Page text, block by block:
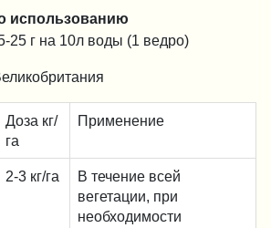
использованию
25 г на 10л воды (1 ведро)
Доза кг/
га
Применение
2-3 кг/га
В течение всей
вегетации, при
необходимости